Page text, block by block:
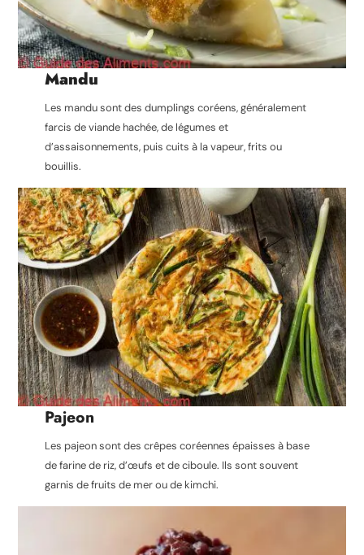
Mandu
Les mandu sont des dumplings coréens, généralement
farcis de viande hachée, de légumes et
d’assaisonnements, puis cuits à la vapeur, frits ou
bouillis.
Pajeon
Les pajeon sont des crêpes coréennes épaisses à base
de farine de riz, d’œufs et de ciboule. Ils sont souvent
garnis de fruits de mer ou de kimchi.